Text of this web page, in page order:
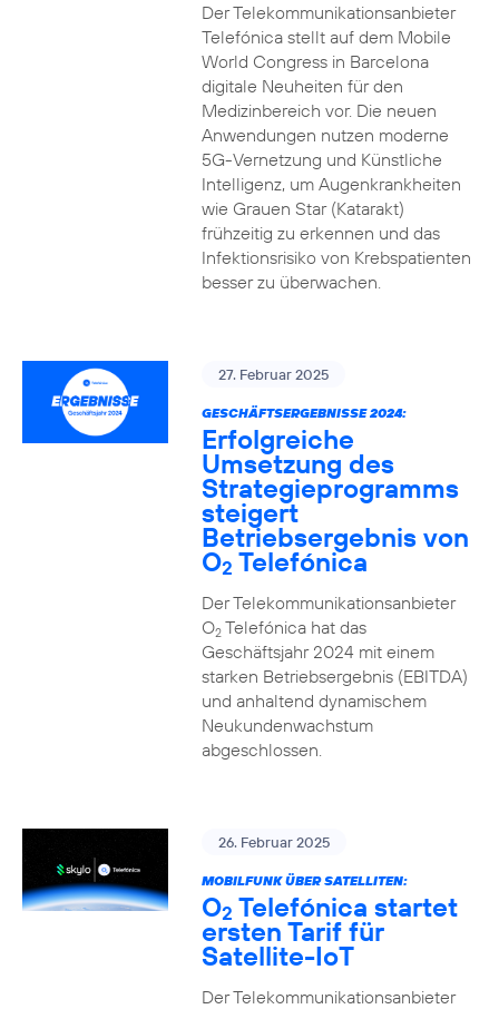
Der Telekommunikationsanbieter
Telefónica stellt auf dem Mobile
World Congress in Barcelona
digitale Neuheiten für den
Medizinbereich vor. Die neuen
Anwendungen nutzen moderne
5G-Vernetzung und Künstliche
Intelligenz, um Augenkrankheiten
wie Grauen Star (Katarakt)
frühzeitig zu erkennen und das
Infektionsrisiko von Krebspatienten
besser zu überwachen.
27. Februar 2025
GESCHÄFTSERGEBNISSE 2024:
Erfolgreiche
Umsetzung des
Strategieprogramms
steigert
Betriebsergebnis von
O2 Telefónica
Der Telekommunikationsanbieter
O2Telefónica hat das
Geschäftsjahr 2024 mit einem
starken Betriebsergebnis (EBITDA)
und anhaltend dynamischem
Neukundenwachstum
abgeschlossen.
26. Februar 2025
MOBILFUNK ÜBER SATELLITEN:
O2 Telefónica startet
ersten Tarif für
Satellite-IoT
Der Telekommunikationsanbieter